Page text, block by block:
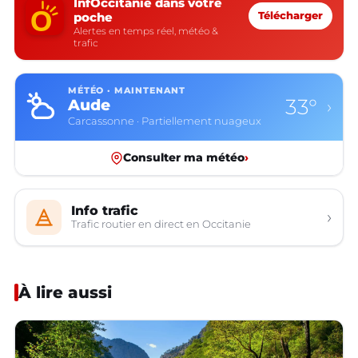
poche
Alertes en temps réel, météo &
trafic
Télécharger
MÉTÉO · MAINTENANT
Aude
Carcassonne · Partiellement nuageux
33° ›
Consulter ma météo›
Info trafic
Trafic routier en direct en Occitanie ›
À lire aussi